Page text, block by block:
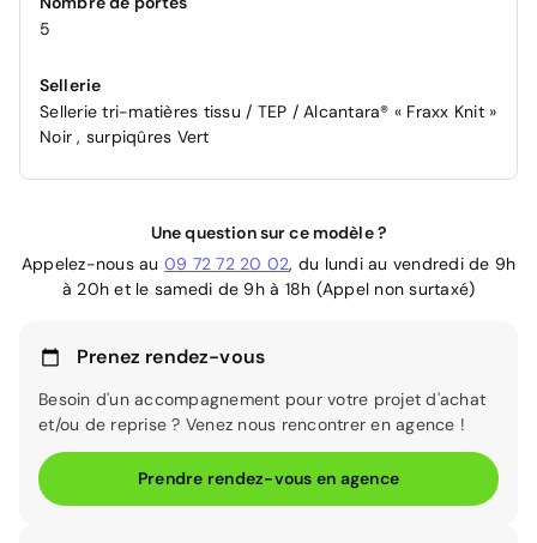
5
Sellerie
Sellerie tri-matières tissu / TEP / Alcantara® « Fraxx Knit »
Noir , surpiqûres Vert
Une question sur ce modèle ?
Appelez-nous au 09 72 72 20 02, du lundi au vendredi de 9h
à 20h et le samedi de 9h à 18h (Appel non surtaxé)
Prenez rendez-vous
Besoin d'un accompagnement pour votre projet d'achat
et/ou de reprise ? Venez nous rencontrer en agence !
Prendre rendez-vous en agence